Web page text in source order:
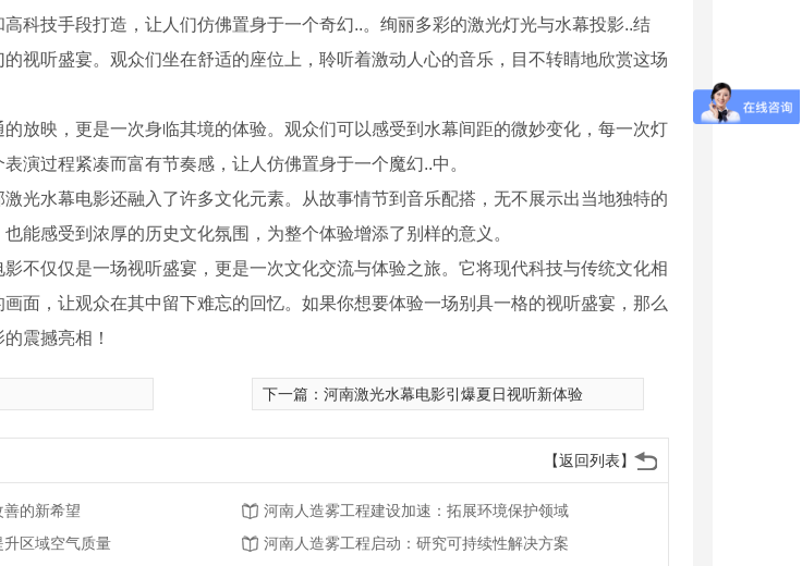
河南音乐喷泉设计 广场梅花形音乐喷泉3 广场梅花形音乐喷泉1
科技手段打造，让人们仿佛置身于一个奇幻..。绚丽多彩的激光灯光与水幕投影..结
视听盛宴。观众们坐在舒适的座位上，聆听着激动人心的音乐，目不转睛地欣赏这场
放映，更是一次身临其境的体验。观众们可以感受到水幕间距的微妙变化，每一次灯
演过程紧凑而富有节奏感，让人仿佛置身于一个魔幻..中。
光水幕电影还融入了许多文化元素。从故事情节到音乐配搭，无不展示出当地独特的
能感受到浓厚的历史文化氛围，为整个体验增添了别样的意义。
不仅仅是一场视听盛宴，更是一次文化交流与体验之旅。它将现代科技与传统文化相
面，让观众在其中留下难忘的回忆。如果你想要体验一场别具一格的视听盛宴，那么
震撼亮相！
下一篇： 河南激光水幕电影引爆夏日视听新体验
【返回列表】
的新希望
河南人造雾工程建设加速：拓展环境保护领域
区域空气质量
河南人造雾工程启动：研究可持续性解决方案